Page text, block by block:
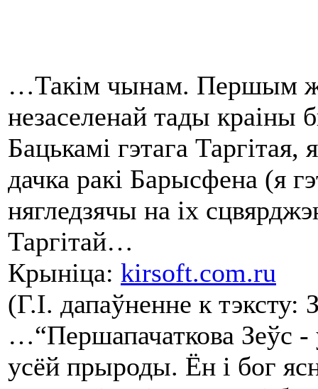
…Такім чынам. Першым
незаселенай тады краіны
Бацькамі гэтага
дачка ракі Барысфена (я
нягледзячы на іх
Таргітай…
Крыніца: kirsoft.com.ru
(Г.І. дапаўненне к
…“Першапачаткова Зеўс -
усёй прыроды. Ён і бог